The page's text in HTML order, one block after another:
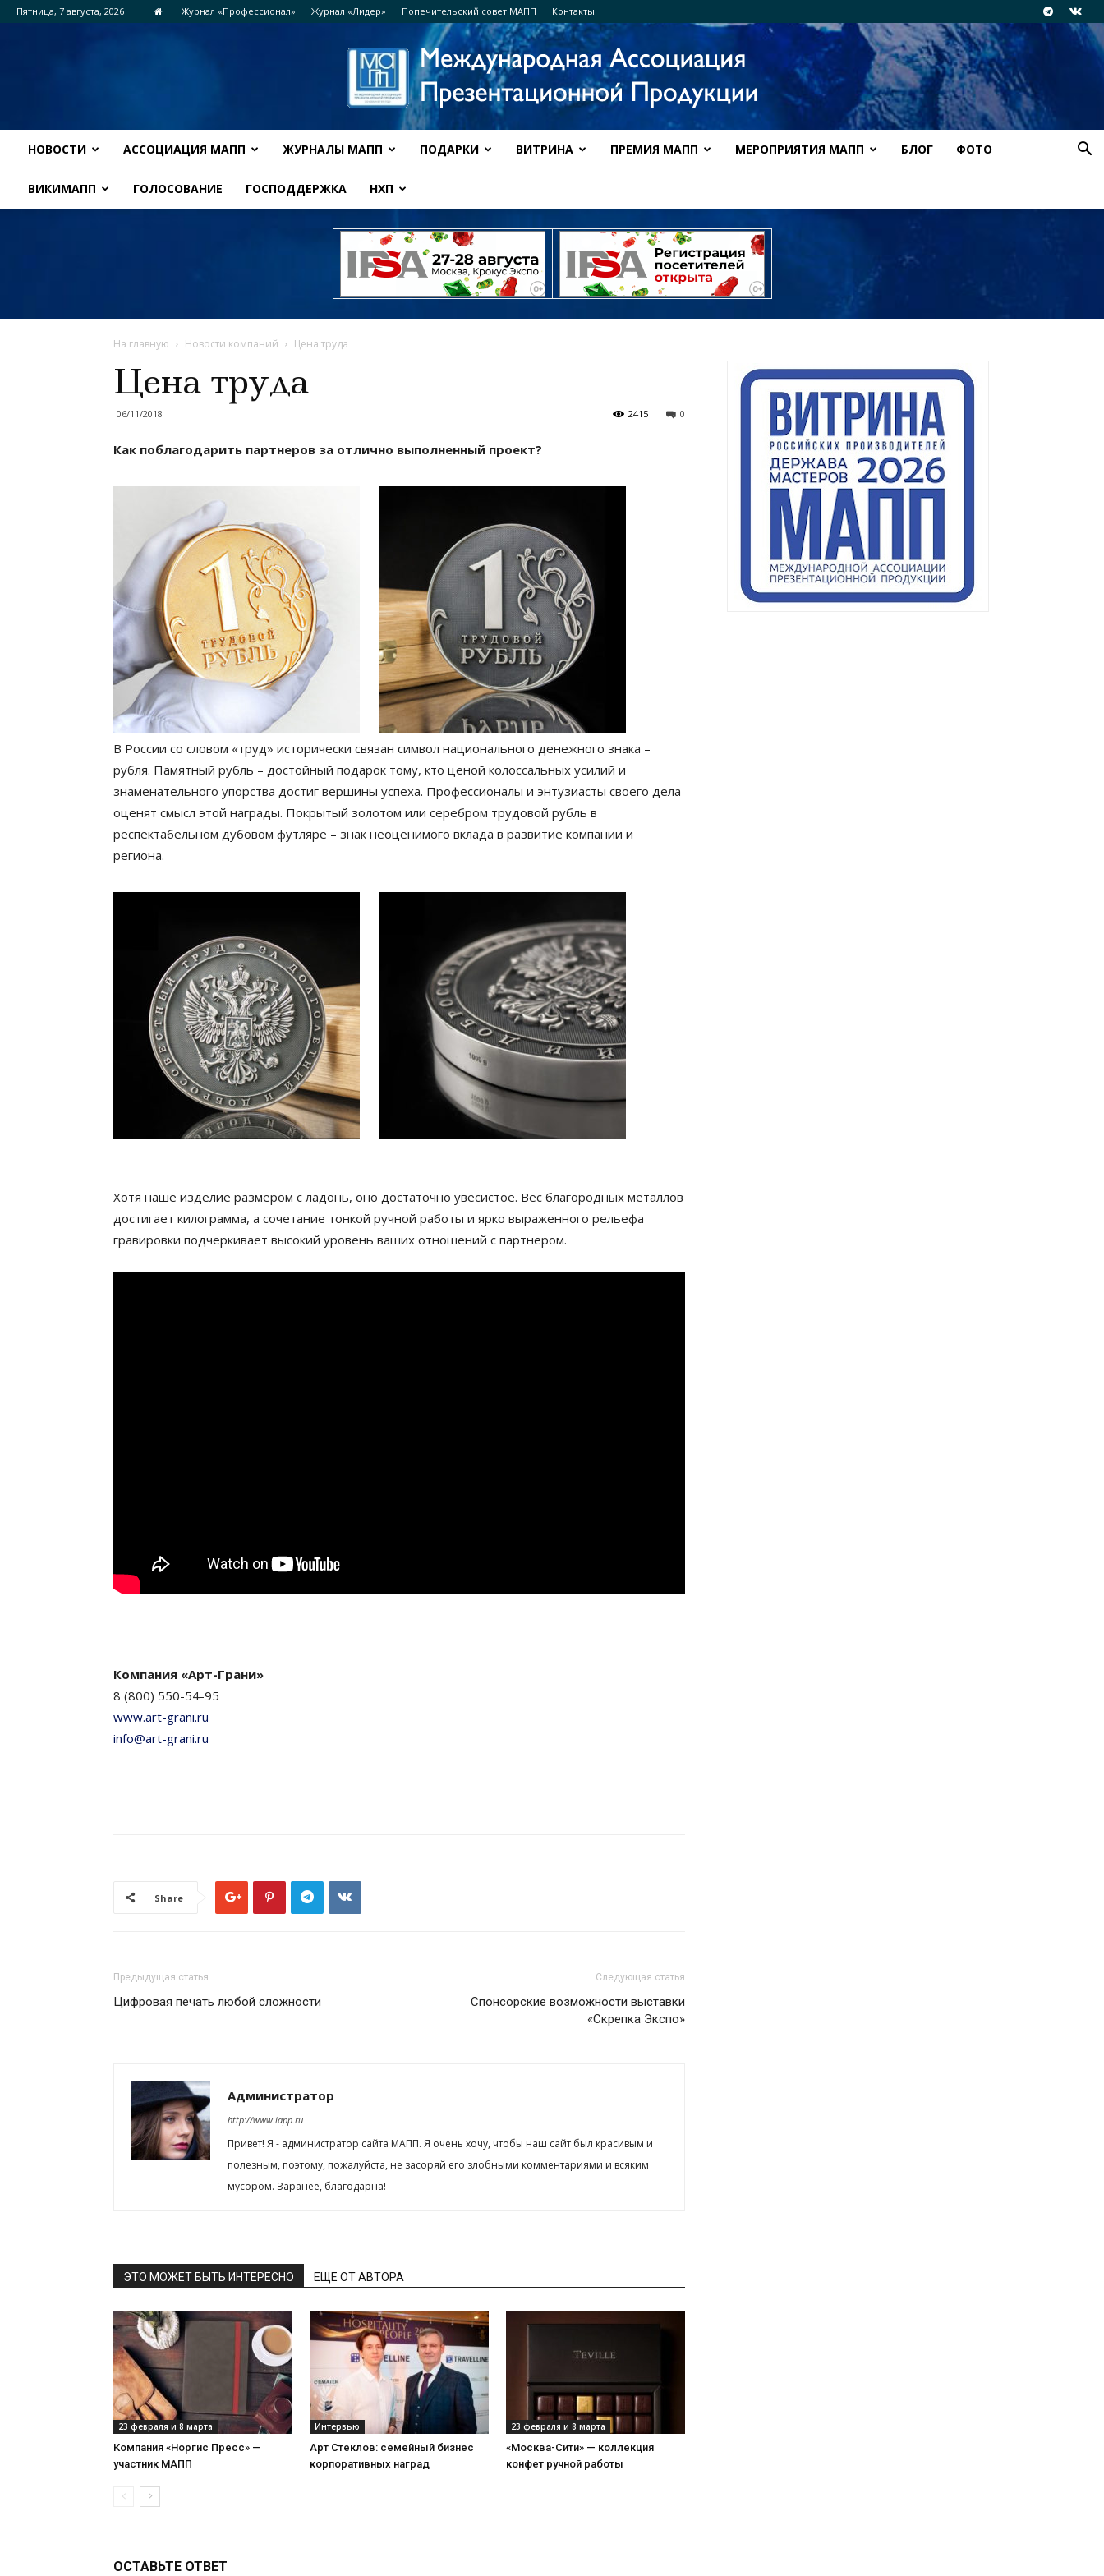
Пятница, 7 августа, 2026 Журнал «Профессионал» Журнал «Лидер» Попечительский совет МАПП Контакты
НОВОСТИ АССОЦИАЦИЯ МАПП ЖУРНАЛЫ МАПП ПОДАРКИ ВИТРИНА ПРЕМИЯ МАПП МЕРОПРИЯТИЯ МАПП БЛОГ ФОТО
ВИКИМАПП ГОЛОСОВАНИЕ ГОСПОДДЕРЖКА НХП
На главную Новости компаний Цена труда
Цена труда
06/11/2018 0
2415
Как поблагодарить партнеров за отлично выполненный проект?
В России со словом «труд» исторически связан символ национального денежного знака –
рубля. Памятный рубль – достойный подарок тому, кто ценой колоссальных усилий и
знаменательного упорства достиг вершины успеха. Профессионалы и энтузиасты своего дела
оценят смысл этой награды. Покрытый золотом или серебром трудовой рубль в
респектабельном дубовом футляре – знак неоценимого вклада в развитие компании и
региона.
Хотя наше изделие размером с ладонь, оно достаточно увесистое. Вес благородных металлов
достигает килограмма, а сочетание тонкой ручной работы и ярко выраженного рельефа
гравировки подчеркивает высокий уровень ваших отношений с партнером.
Компания «Арт-Грани»
8 (800) 550-54-95
www.art-grani.ru
info@art-grani.ru
Share
Предыдущая статья
Цифровая печать любой сложности
Следующая статья
Спонсорские возможности выставки
«Скрепка Экспо»
Администратор
http://www.iapp.ru
Привет! Я - администратор сайта МАПП. Я очень хочу, чтобы наш сайт был красивым и
полезным, поэтому, пожалуйста, не засоряй его злобными комментариями и всяким
мусором. Заранее, благодарна!
ЭТО МОЖЕТ БЫТЬ ИНТЕРЕСНО ЕЩЕ ОТ АВТОРА
23 февраля и 8 марта
Компания «Норгис Пресс» —
участник МАПП
Интервью
Арт Стеклов: семейный бизнес
корпоративных наград
23 февраля и 8 марта
«Москва-Сити» — коллекция
конфет ручной работы
ОСТАВЬТЕ ОТВЕТ